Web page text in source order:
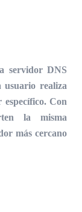
servidor DNS
realiza
Con
la misma
más cercano